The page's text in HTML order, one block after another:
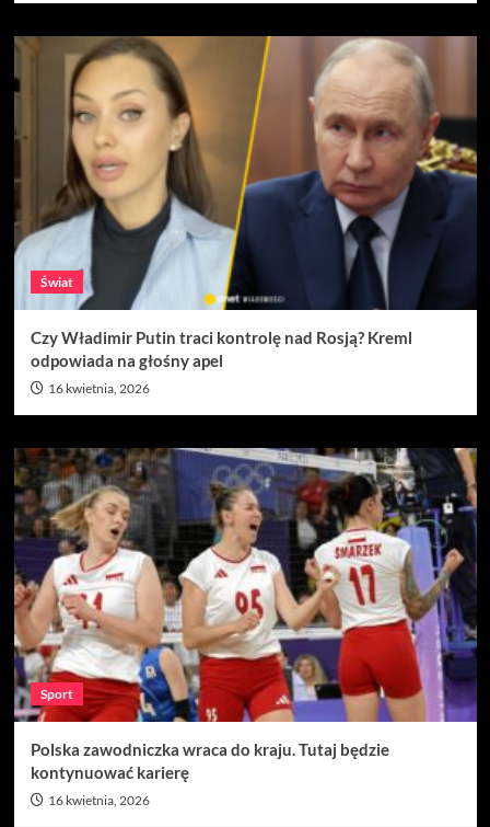
Świat
Czy Władimir Putin traci kontrolę nad Rosją? Kreml
odpowiada na głośny apel
16 kwietnia, 2026
Sport
Polska zawodniczka wraca do kraju. Tutaj będzie
kontynuować karierę
16 kwietnia, 2026